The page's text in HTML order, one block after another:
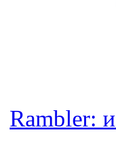
Rambler: